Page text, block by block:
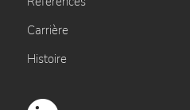
Carrière
Histoire